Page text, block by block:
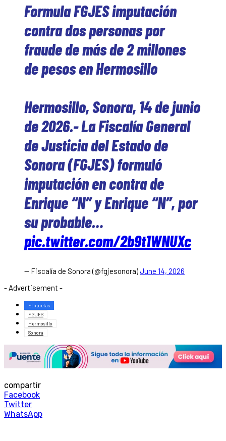
Formula FGJES imputación
contra dos personas por
fraude de más de 2 millones
de pesos en Hermosillo
Hermosillo, Sonora, 14 de junio
de 2026.- La Fiscalía General
de Justicia del Estado de
Sonora (FGJES) formuló
imputación en contra de
Enrique “N” y Enrique “N”, por
su probable…
pic.twitter.com/2b9t1WNUXc
— Fiscalía de Sonora (@fgjesonora)June 14, 2026
- Advertisement -
Etiquetas
FGJES
Hermosillo
Sonora
compartir
Facebook
Twitter
WhatsApp